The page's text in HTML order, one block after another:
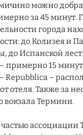
можно
за 45 минут.
города
до Колизея и
до Испанской
примерно 15
Repubblica –
отеля. Также за
вокзала Термини.
частью ассоциации